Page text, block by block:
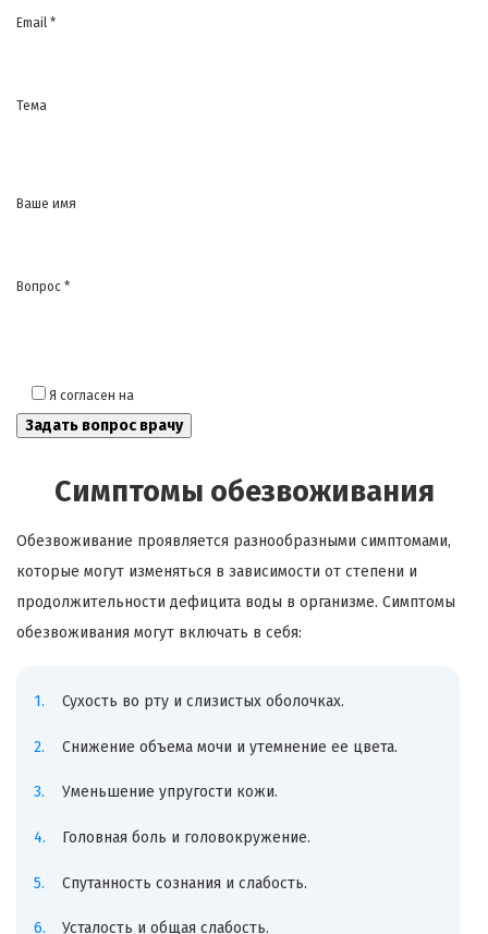
Email *
Тема
Ваше имя
Вопрос *
Я согласен на
Симптомы обезвоживания
Обезвоживание проявляется разнообразными симптомами,
которые могут изменяться в зависимости от степени и
продолжительности дефицита воды в организме. Симптомы
обезвоживания могут включать в себя:
Сухость во рту и слизистых оболочках.
Снижение объема мочи и утемнение ее цвета.
Уменьшение упругости кожи.
Головная боль и головокружение.
Спутанность сознания и слабость.
Усталость и общая слабость.